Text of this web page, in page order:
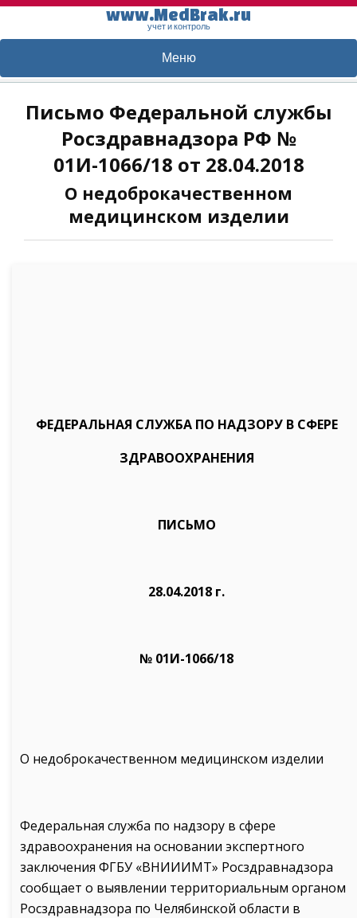
www.MedBrak.ru
учет и контроль
Меню
Письмо Федеральной службы
Росздравнадзора РФ №
01И-1066/18 от 28.04.2018
О недоброкачественном
медицинском изделии
ФЕДЕРАЛЬНАЯ СЛУЖБА ПО НАДЗОРУ В СФЕРЕ
ЗДРАВООХРАНЕНИЯ
ПИСЬМО
28.04.2018 г.
№ 01И-1066/18
О недоброкачественном медицинском изделии
Федеральная служба по надзору в сфере
здравоохранения на основании экспертного
заключения ФГБУ «ВНИИИМТ» Росздравнадзора
сообщает о выявлении территориальным органом
Росздравнадзора по Челябинской области в